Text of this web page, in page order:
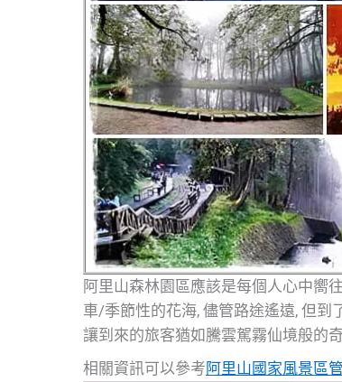
阿里山森林園區應該是每個人心中嚮
車/季節性的花海, 儘管路途遙遠, 但到
讓到來的旅客猶如騰雲駕霧仙境般的
相關資訊可以參考阿里山國家風景區